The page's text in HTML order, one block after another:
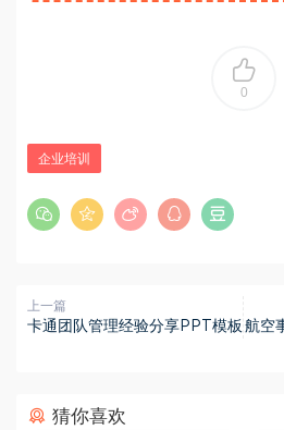
0
企业培训
上一篇
卡通团队管理经验分享PPT模板 航空
猜你喜欢